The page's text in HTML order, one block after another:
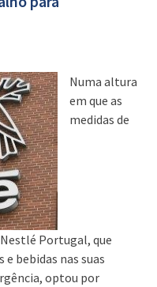
Numa altura
em que as
medidas de
Portugal, que
bebidas nas suas
optou por